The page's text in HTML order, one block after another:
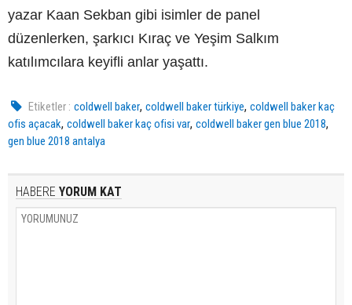
yazar Kaan Sekban gibi isimler de panel
düzenlerken, şarkıcı Kıraç ve Yeşim Salkım
katılımcılara keyifli anlar yaşattı.
Etiketler : coldwell baker,coldwell baker türkiye,coldwell baker kaç
ofis açacak, coldwell baker kaç ofisi var, coldwell baker gen blue 2018,
gen blue 2018 antalya
HABERE YORUM KAT